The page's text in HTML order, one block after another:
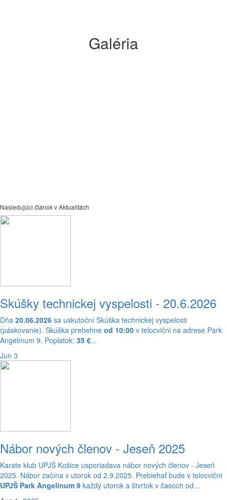
Galéria
Nasledujúci článokv Aktualitách
Skúšky technickej vyspelosti - 20.6.2026
Dňa 20.06.2026 sa uskutoční Skúška technickej vyspelosti
(páskovanie). Skúška prebehne od 10:00 v telocvični na adrese Park
Angelínum 9. Poplatok: 35 €...
Jun 3
Nábor nových členov - Jeseň 2025
Karate klub UPJŠ Košice usporiadava nábor nových členov - Jeseň
2025. Nábor začína v utorok od 2.9.2025. Prebiehať bude v telocvični
UPJŠ Park Angelinum 9 každý utorok a štvrtok v časoch od...